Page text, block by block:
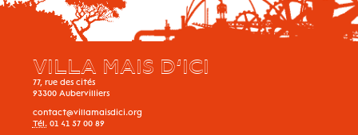
VILLA MAIS D’ICI
77, rue des cités
93300 Aubervilliers
contact@villamaisdici.org
Tél. 01 41 57 00 89